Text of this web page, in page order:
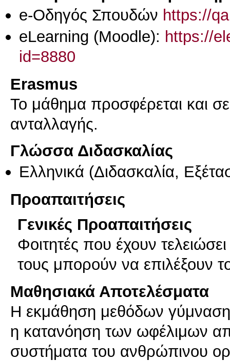
e-Οδηγός Σπουδών https://
eLearning (Moodle): https://
id=8880
Erasmus
Το μάθημα προσφέρεται και
ανταλλαγής.
Γλώσσα Διδασκαλίας
Ελληνικά (Διδασκαλία,
Προαπαιτήσεις
Γενικές Προαπαιτήσεις
Φοιτητές που έχουν
τους μπορούν να επιλέξουν
Μαθησιακά Αποτελέσματα
Η εκμάθηση μεθόδων
η κατανόηση των ωφέλιμων
συστήματα του ανθρώπινου